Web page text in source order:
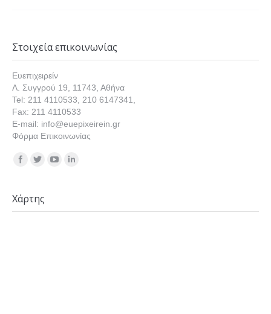
Στοιχεία επικοινωνίας
Ευεπιχειρείν
Λ. Συγγρού 19, 11743, Αθήνα
Tel: 211 4110533, 210 6147341,
Fax: 211 4110533
E-mail: info@euepixeirein.gr
Φόρμα Επικοινωνίας
Find us on:
Χάρτης